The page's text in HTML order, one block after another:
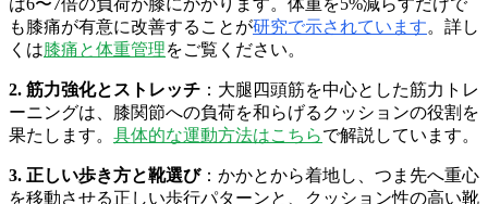
は6〜7倍の負荷が膝にかかります。体重を5%減らすだけで
も膝痛が有意に改善することが研究で示されています。詳し
くは膝痛と体重管理をご覧ください。
2. 筋力強化とストレッチ ：大腿四頭筋を中心とした筋力トレ
ーニングは、膝関節への負荷を和らげるクッションの役割を
果たします。 具体的な運動方法はこちらで解説しています。
3. 正しい歩き方と靴選び：かかとから着地し、つま先へ重心
を移動させる正しい歩行パターンと、クッション性の高い靴